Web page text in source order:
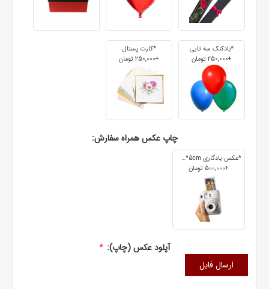
*بادکنک سه تایی
+250٬000 تومان
*کارت پستال
+250٬000 تومان
چاپ عکس همراه سفارش:
*عکس یادگاری 7cm*5cm
+500٬000 تومان
آپلود عکس (چاپ): *
ارسال فایل